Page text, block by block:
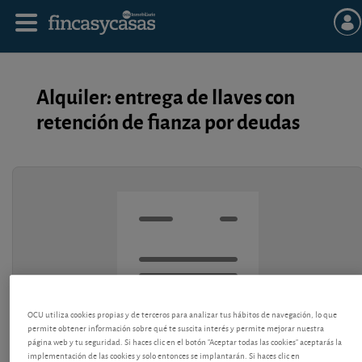
Alquiler: entrega de llaves con
retención de fianza por deudas
OCU utiliza cookies propias y de terceros para analizar tus hábitos de navegación, lo que
permite obtener información sobre qué te suscita interés y permite mejorar nuestra
página web y tu seguridad. Si haces clic en el botón "Aceptar todas las cookies" aceptarás la
implementación de las cookies y solo entonces se implantarán. Si haces clic en